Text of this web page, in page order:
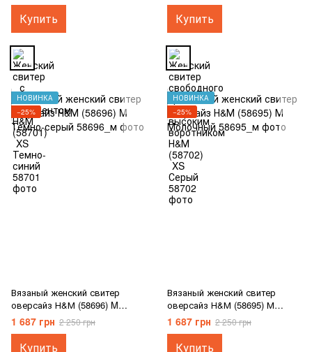
Купить Купить
НОВИНКА
−25%
Вязаный женский свитер
оверсайз Н&М (58696) M
Темно-серый
1 687 грн 2 250 грн
Купить
НОВИНКА
−25%
Вязаный женский свитер
оверсайз Н&М (58695) М
Молочный
1 687 грн 2 250 грн
Купить